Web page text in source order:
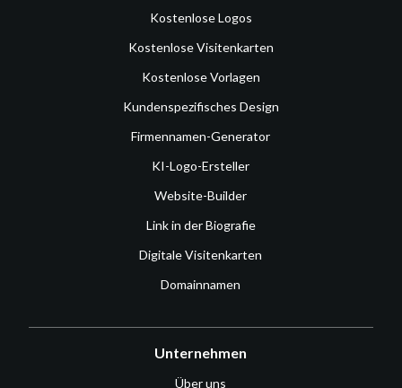
Kostenlose Logos
Kostenlose Visitenkarten
Kostenlose Vorlagen
Kundenspezifisches Design
Firmennamen-Generator
KI-Logo-Ersteller
Website-Builder
Link in der Biografie
Digitale Visitenkarten
Domainnamen
Unternehmen
Über uns